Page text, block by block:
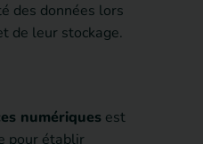
des données lors
de leur stockage.
numériques est
pour établir